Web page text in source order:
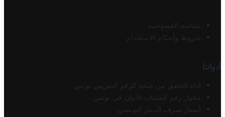
سياسة الخصوصية
شروط وأحكام الاستخدام
أدواتنا
أداة التحقق من صحة الرقم الضريبي تونس
محول رقم الحساب الآيبان في تونس
أسعار صرف الدينار التونسي